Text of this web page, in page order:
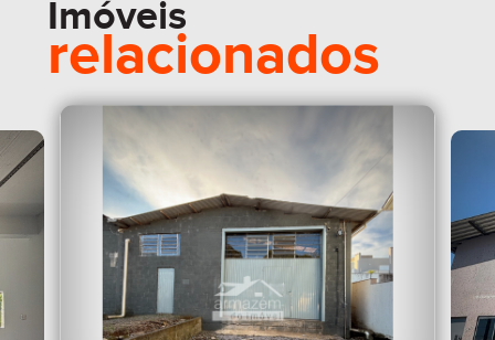
Imóveis
relacionados